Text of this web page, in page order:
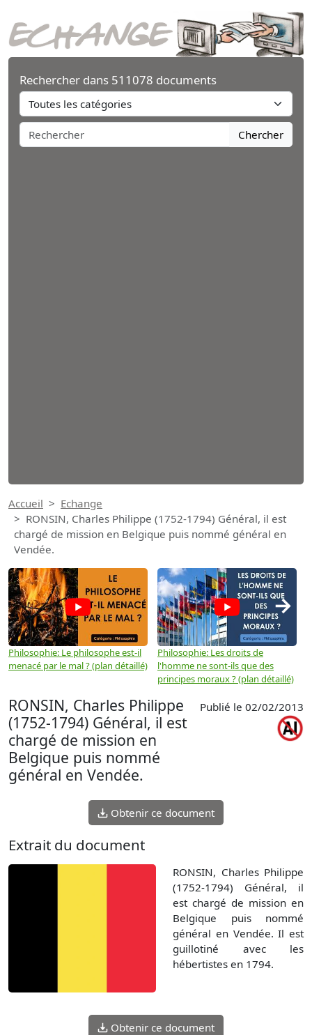
Rechercher dans 511078 documents
Chercher
Accueil
Echange
RONSIN, Charles Philippe (1752-1794) Général, il est
chargé de mission en Belgique puis nommé général en
Vendée.
Philosophie: Le philosophe est-il
menacé par le mal ? (plan détaillé)
Philosophie: Les droits de
l'homme ne sont-ils que des
principes moraux ? (plan détaillé)
→
RONSIN, Charles Philippe
(1752-1794) Général, il est
chargé de mission en
Belgique puis nommé
général en Vendée.
Publié le 02/02/2013
Obtenir ce document
Extrait du document
RONSIN, Charles Philippe
(1752-1794) Général, il
est chargé de mission en
Belgique puis nommé
général en Vendée. Il est
guillotiné avec les
hébertistes en 1794.
Obtenir ce document